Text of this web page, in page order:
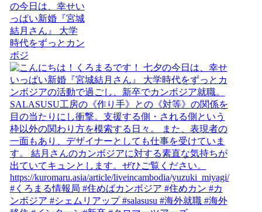
の今日は、幸せい
っぱい新婚『宮城
結月さん』 大学
時代をずっとカン
ボジ